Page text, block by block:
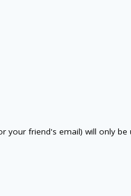
your friend's email) will only